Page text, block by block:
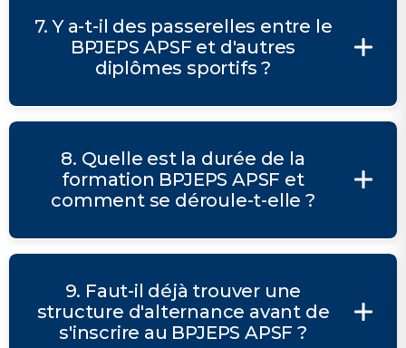
7. Y a-t-il des passerelles entre le
BPJEPS APSF et d'autres
diplômes sportifs ?
8. Quelle est la durée de la
formation BPJEPS APSF et
comment se déroule-t-elle ?
9. Faut-il déjà trouver une
structure d'alternance avant de
s'inscrire au BPJEPS APSF ?